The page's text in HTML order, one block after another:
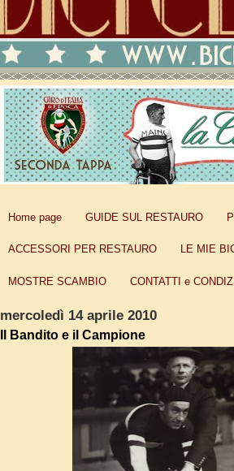
Home page GUIDE SUL RESTAURO
ACCESSORI PER RESTAURO LE MIE
MOSTRE SCAMBIO CONTATTI e
mercoledì 14 aprile 2010
Il Bandito e il Campione